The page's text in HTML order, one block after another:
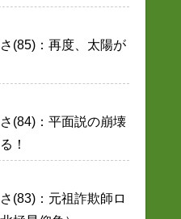
(85)：再度、太陽が
(84)：平面説の崩壊
！
(83)：元祖詐欺師ロ